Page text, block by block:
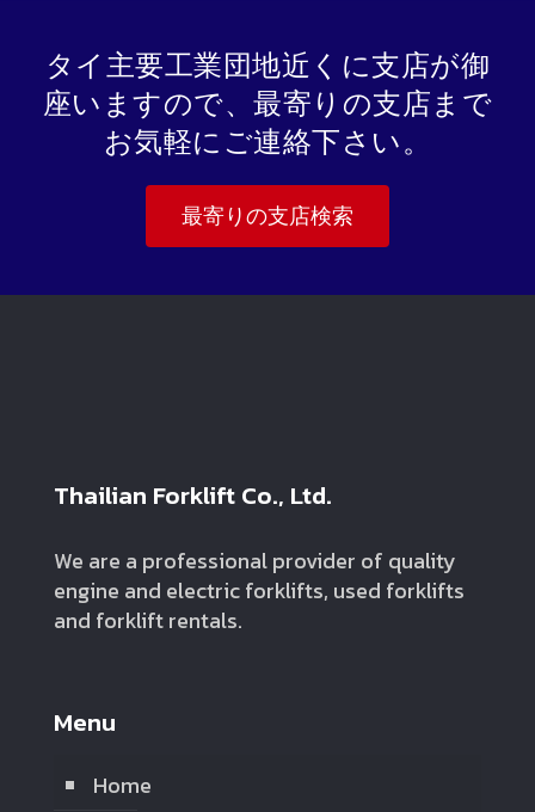
タイ主要工業団地近くに支店が御
座いますので、最寄りの支店まで
お気軽にご連絡下さい。
最寄りの支店検索
Thailian Forklift Co., Ltd.
We are a professional provider of quality
engine and electric forklifts, used forklifts
and forklift rentals.
Menu
Home